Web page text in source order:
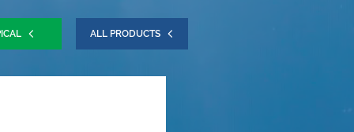
ALL PRODUCTS